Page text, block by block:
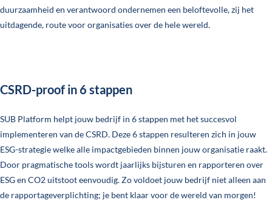
duurzaamheid en verantwoord ondernemen een beloftevolle, zij het
uitdagende, route voor organisaties over de hele wereld.
CSRD-proof in 6 stappen
SUB Platform helpt jouw bedrijf in 6 stappen met het succesvol
implementeren van de CSRD. Deze 6 stappen resulteren zich in jouw
ESG-strategie welke alle impactgebieden binnen jouw organisatie raakt.
Door pragmatische tools wordt jaarlijks bijsturen en rapporteren over
ESG en CO2 uitstoot eenvoudig. Zo voldoet jouw bedrijf niet alleen aan
de rapportageverplichting; je bent klaar voor de wereld van morgen!